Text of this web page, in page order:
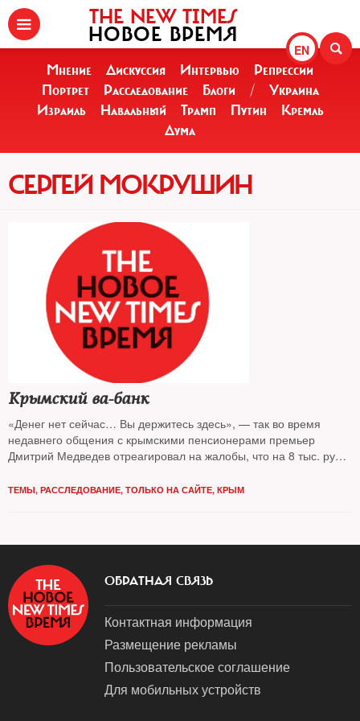
EN
THE NEW TIMES
НОВОЕ ВРЕМЯ
Мнение Дискуссия Интервью
Репрессии
Портрет
Расследование Блоги /
Украина
Израиль
Навальный Трамп Путин
Кремль
Дума
СЕРГЕЙ МОКРУШИН
Крымский ва-банк
«Денег нет сейчас… Вы держитесь здесь», — так во время
недавнего общения с крымскими пенсионерами премьер
Дмитрий Медведев отреагировал на жалобы, что на 8 тыс. руб.
СМИ тут же пристыдили жалобщиков: мол, тем, кто вернул
крымских лидеров: не отделись полуостров от Украины, они
могли оказаться в глубокой долговой яме
ТЕМЫ, РАССЛЕДОВАНИЕ, ТОЛЬКО НА САЙТЕ, КРЫМ
ОБРАТНАЯ СВЯЗЬ
Контактная информация
Размещение рекламы
Пользовательское соглашение
Для мобильных устройств